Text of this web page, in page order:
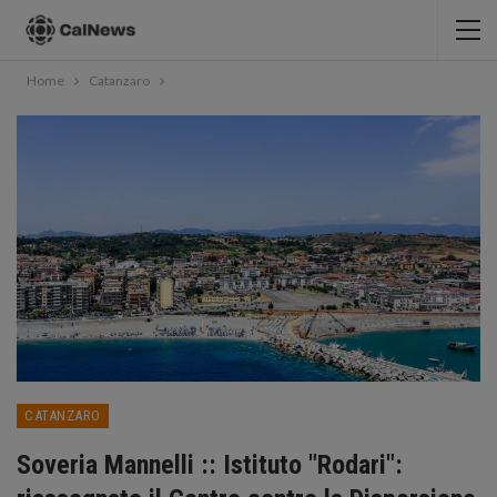
Home Catanzaro
CATANZARO
Soveria Mannelli :: Istituto "Rodari":